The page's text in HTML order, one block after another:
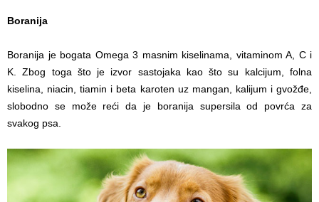
Boranija
Boranija je bogata Omega 3 masnim kiselinama, vitaminom A, C i
K. Zbog toga što je izvor sastojaka kao što su kalcijum, folna
kiselina, niacin, tiamin i beta karoten uz mangan, kalijum i gvožđe,
slobodno se može reći da je boranija supersila od povrća za
svakog psa.